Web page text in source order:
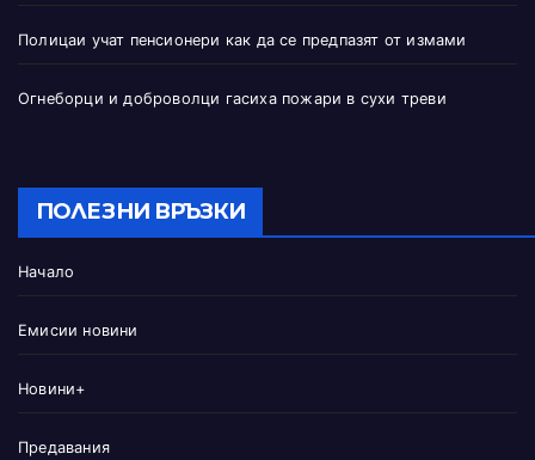
Полицаи учат пенсионери как да се предпазят от измами
Огнеборци и доброволци гасиха пожари в сухи треви
ПОЛЕЗНИ ВРЪЗКИ
Начало
Емисии новини
Новини+
Предавания